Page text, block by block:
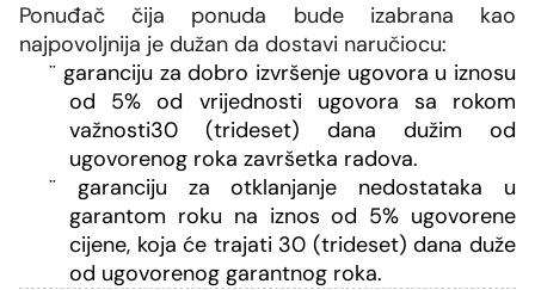
Ponuđač čija ponuda bude izabrana kao
najpovoljnija je dužan da dostavi naručiocu:
¨ garanciju za dobro izvršenje ugovora u iznosu
od 5%od vrijednosti ugovora sa rokom
važnosti30 (trideset) dana dužim od
ugovorenog roka završetka radova.
¨ garanciju za otklanjanje nedostataka u
garantom roku na iznos od 5% ugovorene
cijene, koja će trajati 30 (trideset) dana duže
od ugovorenog garantnog roka.